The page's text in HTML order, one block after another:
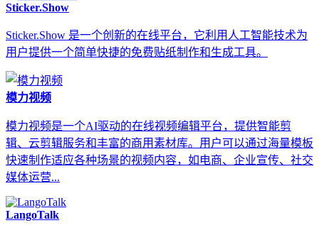
Sticker.Show
Sticker.Show 是一个创新的在线平台，它利用人工智能技术为
用户提供一个简单快捷的免费贴纸制作和生成工具。
模力视频
模力视频是一个AI驱动的在线视频编辑平台，提供智能剪
辑、云剪辑服务和丰富的商用素材库。用户可以通过海量模板
快速制作适应各种场景的视频内容，如电商、企业宣传、社交
媒体运营...
LangoTalk